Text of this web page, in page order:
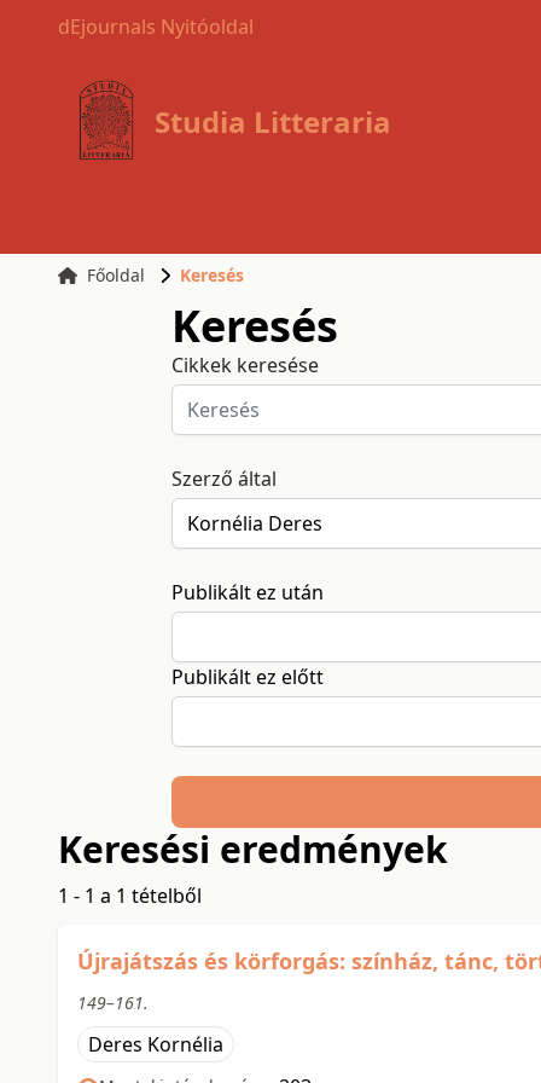
dEjournals Nyitóoldal
Studia Litteraria
Főoldal Keresés
Keresés
Cikkek keresése
Szerző által
Publikált ez után
Publikált ez előtt
Keresési eredmények
1 - 1 a 1 tételből
Újrajátszás és körforgás: színház, tánc,
149–161.
Deres Kornélia